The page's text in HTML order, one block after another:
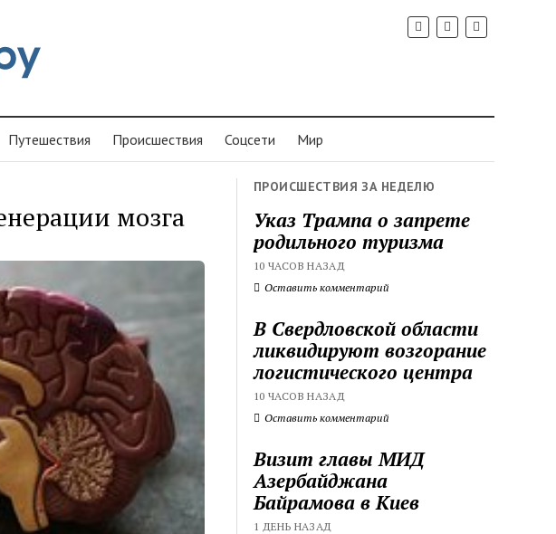
Путешествия Проиcшествия Соцсети Мир
мозга
ПРОИСШЕСТВИЯ ЗА НЕДЕЛЮ
Указ Трампа о запрете
родильного туризма
10 ЧАСОВ НАЗАД
Оставить комментарий
В Свердловской области
ликвидируют возгорание
логистического центра
10 ЧАСОВ НАЗАД
Оставить комментарий
Визит главы МИД
Азербайджана
Байрамова в Киев
1 ДЕНЬ НАЗАД